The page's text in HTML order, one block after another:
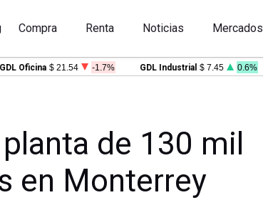
Compra Renta Noticias Mercados
$ 21.54 -1.7% GDL Industrial $ 7.45 0.6%
de 130 mil
en Monterrey